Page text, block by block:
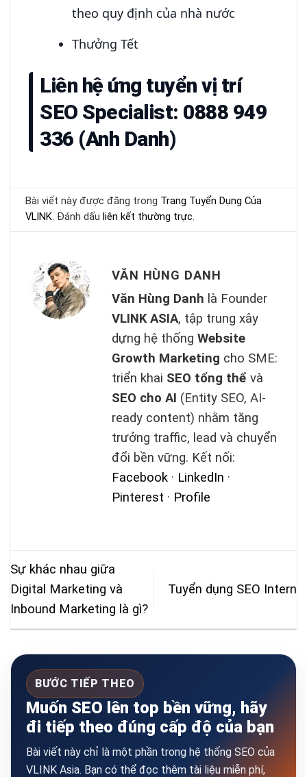
theo quy định của nhà nước
Thưởng Tết
Liên hệ ứng tuyển vị trí
SEO Specialist: 0888 949
336 (Anh Danh)
Bài viết này được đăng trong Trang Tuyển Dụng Của
VLINK. Đánh dấuliên kết thường trực.
VĂN HÙNG DANH
Văn Hùng Danh là Founder
VLINK ASIA, tập trung xây
dựng hệ thống Website
Growth Marketing cho SME:
triển khai SEO tổng thể và
SEO cho AI (Entity SEO, AI-
ready content) nhằm tăng
trưởng traffic, lead và chuyển
đổi bền vững. Kết nối:
Facebook· LinkedIn ·
Pinterest · Profile
Sự khác nhau giữa
Digital Marketing và
Inbound Marketing là gì?
Tuyển dụng SEO Intern
BƯỚC TIẾP THEO
Muốn SEO lên top bền vững, hãy
đi tiếp theo đúng cấp độ của bạn
Bài viết này chỉ là một phần trong hệ thống SEO của
VLINK Asia. Bạn có thể đọc thêm tài liệu miễn phí,